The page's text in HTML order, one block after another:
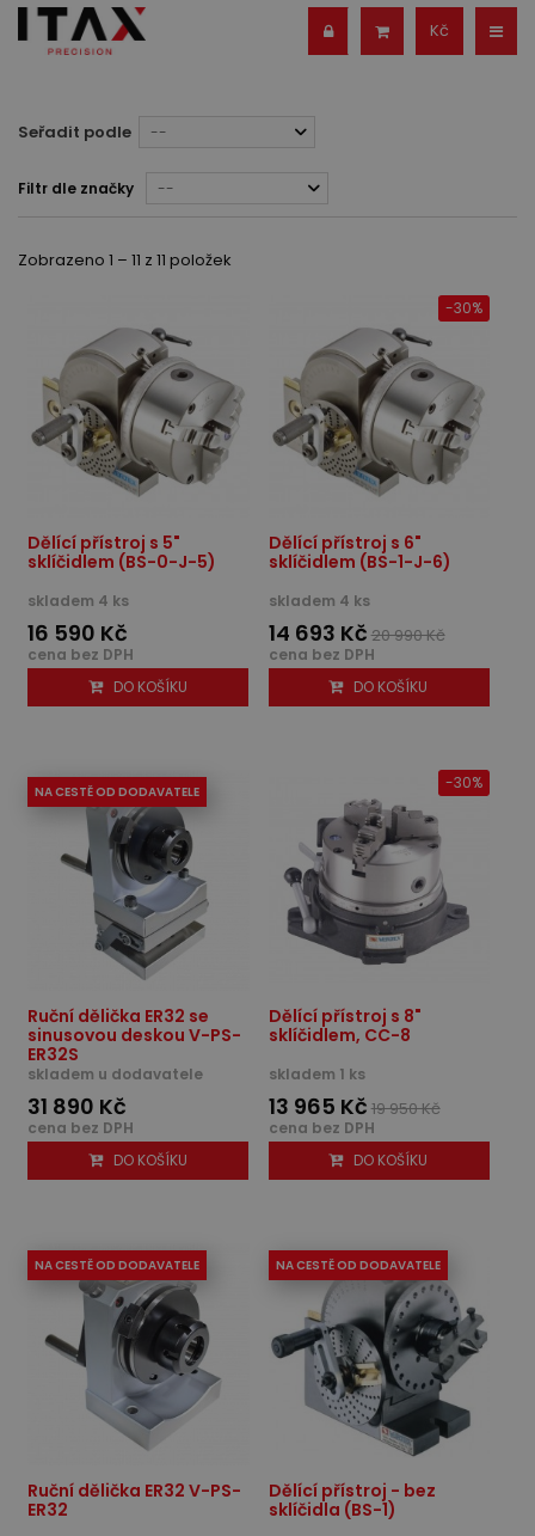
Kč
Seřadit podle --
Filtr dle značky --
Zobrazeno 1 – 11 z 11 položek
Dělící přístroj s 5"
sklíčidlem (BS-0-J-5)
skladem 4 ks
16 590 Kč
cena bez DPH
DO KOŠÍKU
Dělící přístroj s 6"
sklíčidlem (BS-1-J-6)
skladem 4 ks
14 693 Kč 20 990 Kč
-30%
cena bez DPH
DO KOŠÍKU
NA CESTĚ OD DODAVATELE
Ruční dělička ER32 se
sinusovou deskou V-PS-
ER32S
skladem u dodavatele
31 890 Kč
cena bez DPH
DO KOŠÍKU
Dělící přístroj s 8"
sklíčidlem, CC-8
skladem 1 ks
13 965 Kč 19 950 Kč
-30%
cena bez DPH
DO KOŠÍKU
NA CESTĚ OD DODAVATELE
Ruční dělička ER32 V-PS-
ER32
NA CESTĚ OD DODAVATELE
Dělící přístroj - bez
sklíčidla (BS-1)